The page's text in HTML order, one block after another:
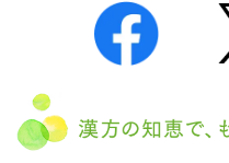
シェ
アす
る